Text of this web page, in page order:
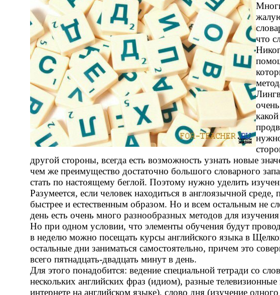
что
другой стороны, всегда есть возможность узнать новые
чем же преимущество достаточно большого словарного
стать по настоящему беглой. Поэтому нужно уделить
Разумеется, если человек находиться в англоязычной
быстрее и естественным образом. Но и всем остальным не
день есть очень много разнообразных методов для
Но при одном условии, что элементы обучения будут
в неделю можно посещать курсы английского языка в
остальные дни заниматься самостоятельно, причем это
всего пятнадцать-двадцать минут в день.
Для этого понадобится: ведение специальной тетради со
нескольких английских фраз (идиом), разные
интернете на английском языке), слово дня (изучение